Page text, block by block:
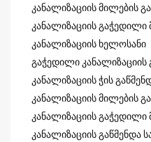
კანალიზაციის მილების
კანალიზაციის გაჭედილი
კანალიზაციის ხელოსანი
გაჭედილი კანალიზაციის
კანალიზაციის ჭის
კანალიზაციის მილების
კანალიზაციის გაჭედილი
კანალიზაციის გაწმენდა